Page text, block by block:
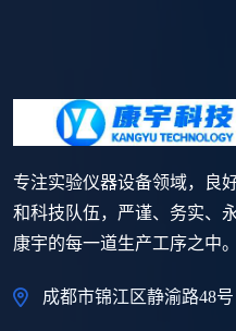
专注实验仪器设备领域，良
和科技队伍，严谨、务实、
康宇的每一道生产工序之中。
成都市锦江区静渝路48号